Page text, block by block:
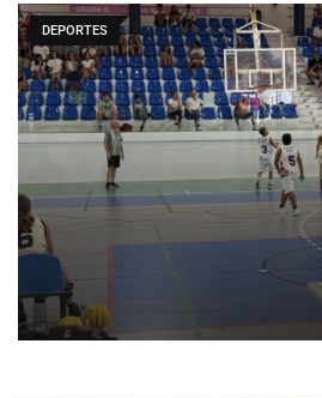
DEPORTES